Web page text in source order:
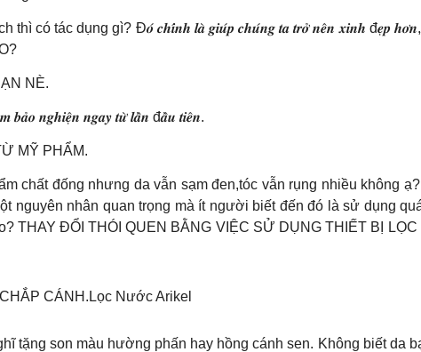
có tác dụng gì? Đ𝒐́ 𝒄𝒉𝒊́𝒏𝒉 𝒍𝒂̀ 𝒈𝒊𝒖́𝒑 𝒄𝒉𝒖́𝒏𝒈 𝒕𝒂 𝒕𝒓𝒐̛̉ 𝒏𝒆̂𝒏 𝒙𝒊𝒏𝒉 đ𝒆̣𝒑
NÈ.
𝒃𝒂̉𝒐 𝒏𝒈𝒉𝒊𝒆̣̂𝒏 𝒏𝒈𝒂𝒚 𝒕𝒖̛̀ 𝒍𝒂̂̀𝒏 đ𝒂̂̀𝒖 𝒕𝒊𝒆̂𝒏.
MỸ PHẨM.
chất đống nhưng da vẫn sạm đen,tóc vẫn rụng nhiều không
nguyên nhân quan trọng mà ít người biết đến đó là sử dụng
THAY ĐỔI THÓI QUEN BẰNG VIỆC SỬ DỤNG THIẾT BỊ
CÁNH.Lọc Nước Arikel
tặng son màu hường phấn hay hồng cánh sen. Không biết da